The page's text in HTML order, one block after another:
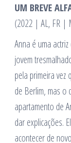
UM BREVE
(2022 | AL, FR |
Anna é uma
jovem
pela primeira
de Berlim, mas o
apartamento de
dar explicações.
acontecer de